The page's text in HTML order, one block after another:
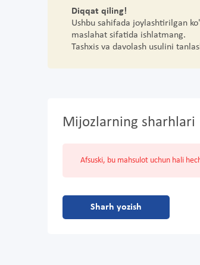
Diqqat qiling!
Ushbu sahifada joylashtirilgan
maslahat sifatida ishlatmang.
Tashxis va davolash usulini
Mijozlarning sharhlari
Afsuski, bu mahsulot uchun hali
Sharh yozish